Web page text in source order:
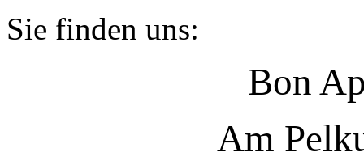
Sie finden uns:
Bon
Am